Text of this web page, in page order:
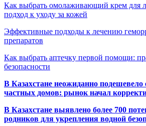
Как выбрать омолаживающий крем для
подход к уходу за кожей
Эффективные подходы к лечению
препаратов
Как выбрать аптечку первой помощи:
безопасности
В Казахстане неожиданно подешевело
частных домов: рынок начал
В Казахстане выявлено более 700
родников для укрепления водной